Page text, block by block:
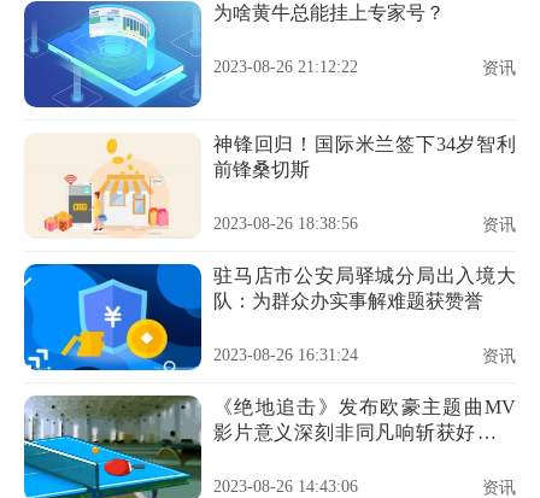
为啥黄牛总能挂上专家号？
2023-08-26 21:12:22 资讯
神锋回归！国际米兰签下34岁智利
前锋桑切斯
2023-08-26 18:38:56 资讯
驻马店市公安局驿城分局出入境大
队：为群众办实事解难题获赞誉
2023-08-26 16:31:24 资讯
《绝地追击》发布欧豪主题曲MV
影片意义深刻非同凡响斩获好评无
2023-08-26 14:43:06 资讯